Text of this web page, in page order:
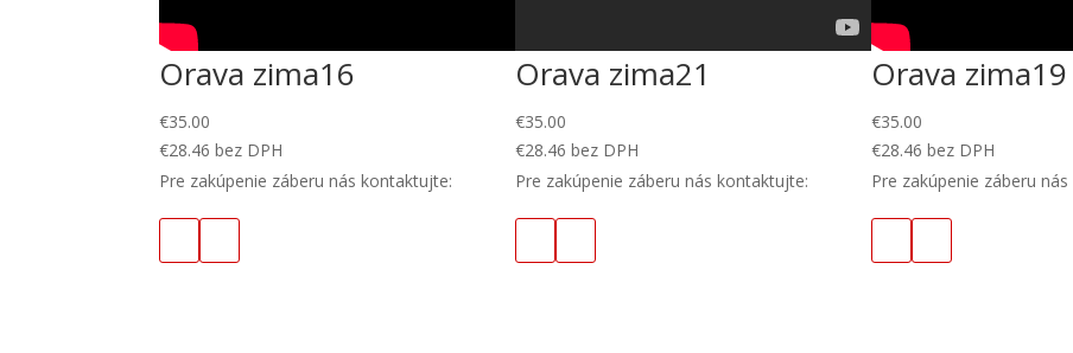
Orava zima16
€35.00
€28.46 bez DPH
Pre zakúpenie záberu nás kontaktujte:
Orava zima21
€35.00
€28.46 bez DPH
Pre zakúpenie záberu nás kontaktujte:
Orava zima19
€35.00
€28.46 bez DPH
Pre zakúpenie záberu